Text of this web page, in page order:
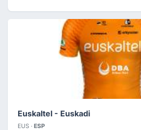
Euskaltel - Euskadi
EUS · ESP